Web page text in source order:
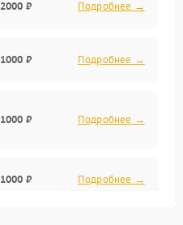
2000 ₽ Подробнее →
1000 ₽ Подробнее →
1000 ₽ Подробнее →
1000 ₽ Подробнее →